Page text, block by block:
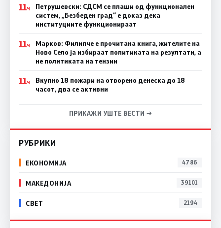
11Ч
Петрушевски: СДСМ се плаши од функционален
систем, „Безбеден град“ е доказ дека
институциите функционираат
11Ч
Марков: Филипче е прочитана книга, жителите на
Ново Село ја избираат политиката на резултати, а
не политиката на тензии
11Ч
Вкупно 18 пожари на отворено денеска до 18
часот, два се активни
ПРИКАЖИ УШТЕ ВЕСТИ →
РУБРИКИ
ЕКОНОМИЈА 4786
МАКЕДОНИЈА 39101
СВЕТ 2194